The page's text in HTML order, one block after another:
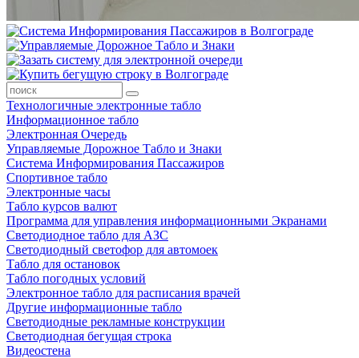
Технологичные электронные табло
Информационное табло
Электронная Очередь
Управляемые Дорожное Табло и Знаки
Система Информирования Пассажиров
Спортивное табло
Электронные часы
Табло курсов валют
Программа для управления информационными Экранами
Светодиодное табло для АЗС
Светодиодный светофор для автомоек
Табло для остановок
Табло погодных условий
Электронное табло для расписания врачей
Другие информационные табло
Светодиодные рекламные конструкции
Светодиодная бегущая строка
Видеостена